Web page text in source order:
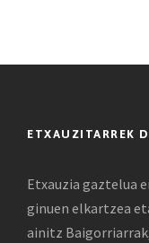
ETXAUZITARREK
Etxauzia gaztelua
ginuen elkartzea
ainitz